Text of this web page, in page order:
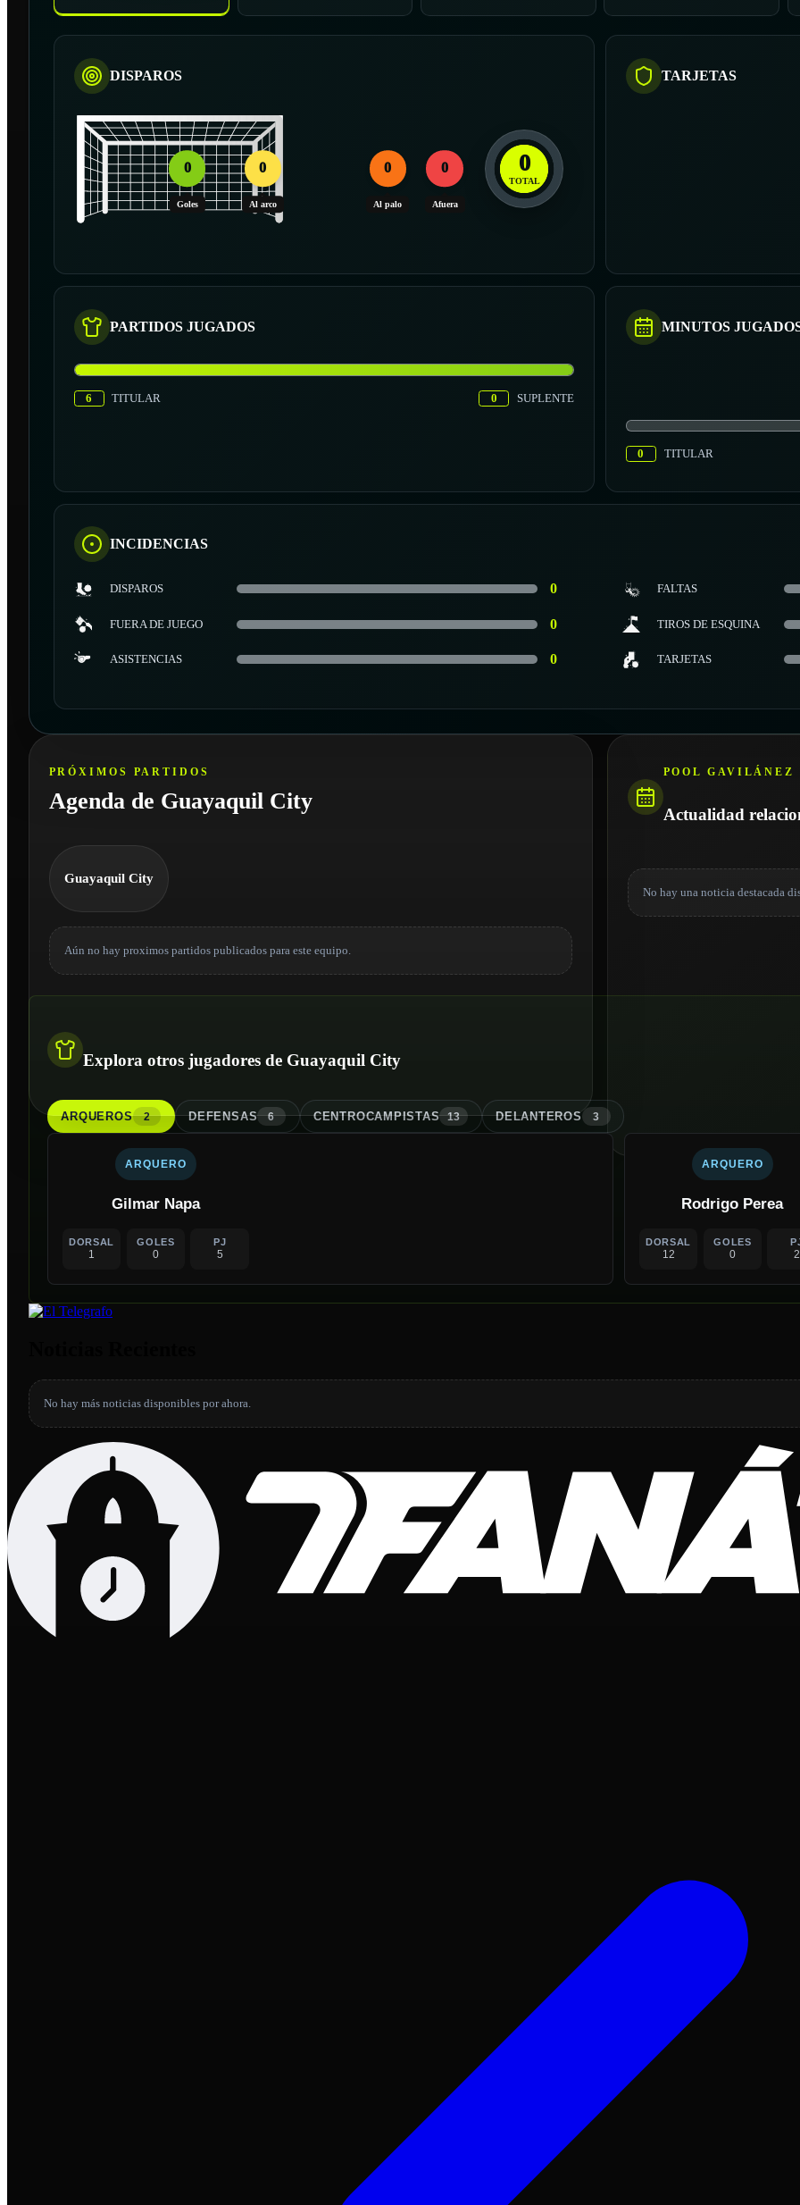
DISPAROS
0
Goles
0
Al arco
0
Al palo
0
Afuera
0
TOTAL
TARJETAS
PARTIDOS JUGADOS
6 TITULAR 0 SUPLENTE
MINUTOS
0 TITULAR
INCIDENCIAS
DISPAROS 0 FALTAS
FUERA DE JUEGO 0 TIROS DE ESQUINA
ASISTENCIAS 0 TARJETAS
PRÓXIMOS PARTIDOS
Agenda de Guayaquil City
Guayaquil City
Aún no hay proximos partidos publicados para este equipo.
POOL GAVILÁNEZ
Actualidad
No hay una noticia destacada
Explora otros jugadores de Guayaquil City
ARQUEROS 2 DEFENSAS 6 CENTROCAMPISTAS 13 DELANTEROS 3
ARQUERO
Gilmar Napa
DORSAL
1
GOLES
0
PJ
5
ARQUERO
Rodrigo Perea
DORSAL
12
GOLES
0 2
No hay más noticias disponibles por ahora.